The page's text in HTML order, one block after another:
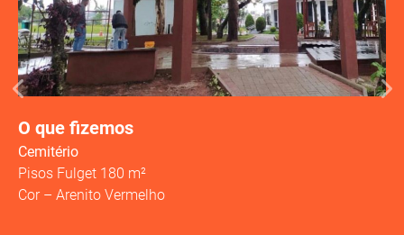
O que fizemos
Cemitério
Pisos Fulget 180 m²
Cor – Arenito Vermelho